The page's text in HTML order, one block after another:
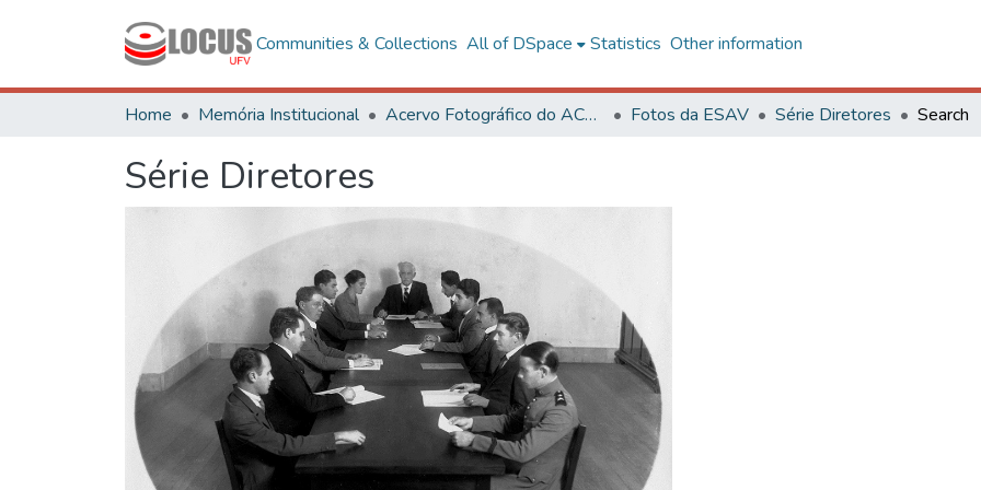
Communities & Collections All of DSpace Statistics Other information
Home Memória Institucional Acervo Fotográfico do ACH-UFV Fotos da ESAV Série Diretores Search
Série Diretores